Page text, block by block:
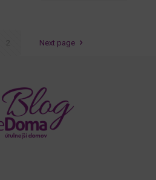
2 Next page